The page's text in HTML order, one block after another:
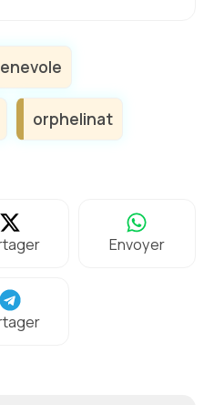
orphelinat
Envoyer